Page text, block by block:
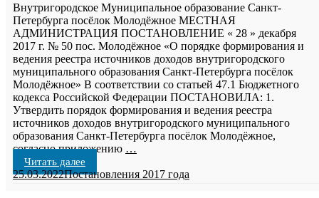
Внутригородское Муниципальное образование Санкт-
Петербурга посёлок Молодёжное МЕСТНАЯ
АДМИНИСТРАЦИЯ ПОСТАНОВЛЕНИЕ « 28 » декабря
2017 г. № 50 пос. Молодёжное «О порядке формирования и
ведения реестра источников доходов внутригородского
муниципального образования Санкт-Петербурга посёлок
Молодёжное» В соответствии со статьей 47.1 Бюджетного
кодекса Российской Федерации ПОСТАНОВИЛА: 1.
Утвердить порядок формирования и ведения реестра
источников доходов внутригородского муниципального
образования Санкт-Петербурга посёлок Молодёжное,
согласно приложению …
Читать далее
25.03.2022Постановления 2017 года